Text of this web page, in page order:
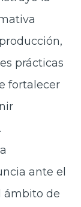
prácticas
fortalecer
ante el
ámbito de